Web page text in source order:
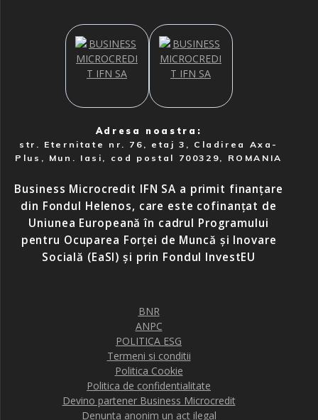
Adresa noastra:
str. Eternitate nr. 76, etaj 3, Cladirea Axa-
Plus, Mun. Iasi, cod postal 700329, ROMANIA
Business Microcredit IFN SA a primit finanțare
din Fondul Helenos, care este cofinanțat de
Uniunea Europeană în cadrul Programului
pentru Ocuparea Forței de Muncă și Inovare
Socială (EaSI) și prin Fondul InvestEU
BNR
ANPC
POLITICA ESG
Termeni si conditii
Politica Cookie
Politica de confidentialitate
Devino partener Business Microcredit
Denunta anonim un act ilegal